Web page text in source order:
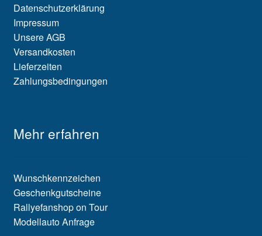
Datenschutzerklärung
Impressum
Unsere AGB
Versandkosten
Lieferzeiten
Zahlungsbedingungen
Mehr erfahren
Wunschkennzeichen
Geschenkgutscheine
Rallyefanshop on Tour
Modellauto Anfrage